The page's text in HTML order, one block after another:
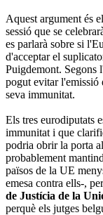
Aquest argument és
sessió que se
es parlarà sobre si
d'acceptar el
Puigdemont. Segons
pogut evitar l'emissió
seva immunitat.
Els tres eurodiputats
immunitat i que
podria obrir la porta
probablement
països de la UE
emesa contra ells-,
de Justícia de la
perquè els jutges